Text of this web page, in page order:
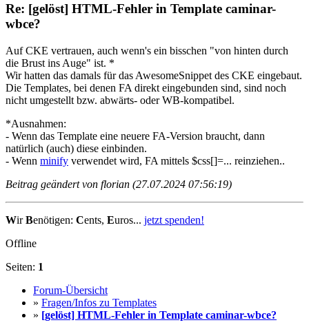
Re: [gelöst] HTML-Fehler in Template caminar-
wbce?
Auf CKE vertrauen, auch wenn's ein bisschen "von hinten durch
die Brust ins Auge" ist. *
Wir hatten das damals für das AwesomeSnippet des CKE eingebaut.
Die Templates, bei denen FA direkt eingebunden sind, sind noch
nicht umgestellt bzw. abwärts- oder WB-kompatibel.
*Ausnahmen:
- Wenn das Template eine neuere FA-Version braucht, dann
natürlich (auch) diese einbinden.
- Wenn minify verwendet wird, FA mittels $css[]=... reinziehen..
Beitrag geändert von florian (27.07.2024 07:56:19)
WirBenötigen: Cents, Euros... jetzt spenden!
Offline
Seiten: 1
Forum-Übersicht
» Fragen/Infos zu Templates
» [gelöst] HTML-Fehler in Template caminar-wbce?